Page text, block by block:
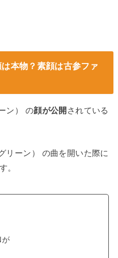
本物？素顔は古参ファ
ン） の顔が公開 されている
リーン） の曲を開いた際に
。
が